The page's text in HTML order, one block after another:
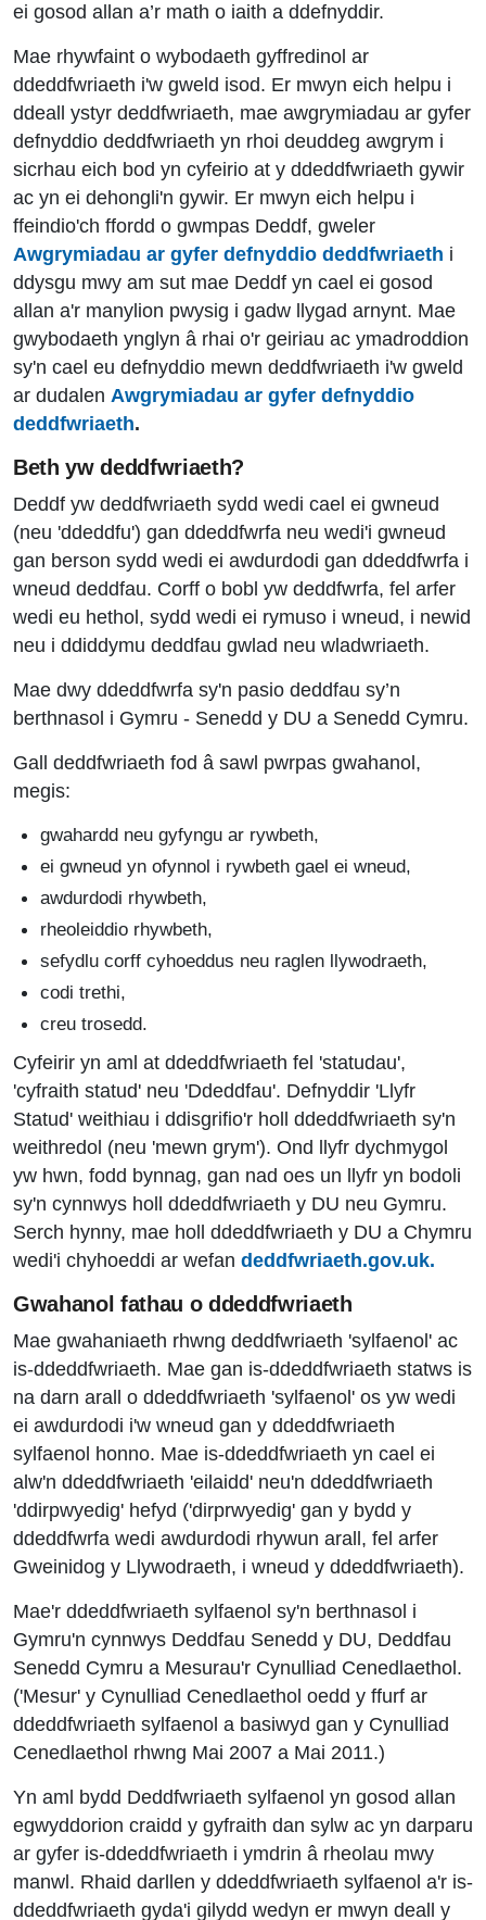
ei gosod allan a’r math o iaith a ddefnyddir.
Mae rhywfaint o wybodaeth gyffredinol ar
ddeddfwriaeth i'w gweld isod. Er mwyn eich helpu i
ddeall ystyr deddfwriaeth, mae awgrymiadau ar gyfer
defnyddio deddfwriaeth yn rhoi deuddeg awgrym i
sicrhau eich bod yn cyfeirio at y ddeddfwriaeth gywir
ac yn ei dehongli'n gywir. Er mwyn eich helpu i
ffeindio'ch ffordd o gwmpas Deddf, gweler
Awgrymiadau ar gyfer defnyddio deddfwriaeth i
ddysgu mwy am sut mae Deddf yn cael ei gosod
allan a'r manylion pwysig i gadw llygad arnynt. Mae
gwybodaeth ynglyn â rhai o'r geiriau ac ymadroddion
sy'n cael eu defnyddio mewn deddfwriaeth i'w gweld
ar dudalen Awgrymiadau ar gyfer defnyddio
deddfwriaeth.
Beth yw deddfwriaeth?
Deddf yw deddfwriaeth sydd wedi cael ei gwneud
(neu 'ddeddfu') gan ddeddfwrfa neu wedi'i gwneud
gan berson sydd wedi ei awdurdodi gan ddeddfwrfa i
wneud deddfau. Corff o bobl yw deddfwrfa, fel arfer
wedi eu hethol, sydd wedi ei rymuso i wneud, i newid
neu i ddiddymu deddfau gwlad neu wladwriaeth.
Mae dwy ddeddfwrfa sy'n pasio deddfau sy’n
berthnasol i Gymru - Senedd y DU a Senedd Cymru.
Gall deddfwriaeth fod â sawl pwrpas gwahanol,
megis:
gwahardd neu gyfyngu ar rywbeth,
ei gwneud yn ofynnol i rywbeth gael ei wneud,
awdurdodi rhywbeth,
rheoleiddio rhywbeth,
sefydlu corff cyhoeddus neu raglen llywodraeth,
codi trethi,
creu trosedd.
Cyfeirir yn aml at ddeddfwriaeth fel 'statudau',
'cyfraith statud' neu 'Ddeddfau'. Defnyddir 'Llyfr
Statud' weithiau i ddisgrifio'r holl ddeddfwriaeth sy'n
weithredol (neu 'mewn grym'). Ond llyfr dychmygol
yw hwn, fodd bynnag, gan nad oes un llyfr yn bodoli
sy'n cynnwys holl ddeddfwriaeth y DU neu Gymru.
Serch hynny, mae holl ddeddfwriaeth y DU a Chymru
wedi'i chyhoeddi ar wefan deddfwriaeth.gov.uk.
Gwahanol fathau o ddeddfwriaeth
Mae gwahaniaeth rhwng deddfwriaeth 'sylfaenol' ac
is-ddeddfwriaeth. Mae gan is-ddeddfwriaeth statws is
na darn arall o ddeddfwriaeth 'sylfaenol' os yw wedi
ei awdurdodi i'w wneud gan y ddeddfwriaeth
sylfaenol honno. Mae is-ddeddfwriaeth yn cael ei
alw'n ddeddfwriaeth 'eilaidd' neu'n ddeddfwriaeth
'ddirpwyedig' hefyd ('dirprwyedig' gan y bydd y
ddeddfwrfa wedi awdurdodi rhywun arall, fel arfer
Gweinidog y Llywodraeth, i wneud y ddeddfwriaeth).
Mae'r ddeddfwriaeth sylfaenol sy'n berthnasol i
Gymru'n cynnwys Deddfau Senedd y DU, Deddfau
Senedd Cymru a Mesurau'r Cynulliad Cenedlaethol.
('Mesur' y Cynulliad Cenedlaethol oedd y ffurf ar
ddeddfwriaeth sylfaenol a basiwyd gan y Cynulliad
Cenedlaethol rhwng Mai 2007 a Mai 2011.)
Yn aml bydd Deddfwriaeth sylfaenol yn gosod allan
egwyddorion craidd y gyfraith dan sylw ac yn darparu
ar gyfer is-ddeddfwriaeth i ymdrin â rheolau mwy
manwl. Rhaid darllen y ddeddfwriaeth sylfaenol a'r is-
ddeddfwriaeth gyda'i gilydd wedyn er mwyn deall y